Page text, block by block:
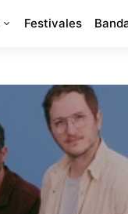
Festivales